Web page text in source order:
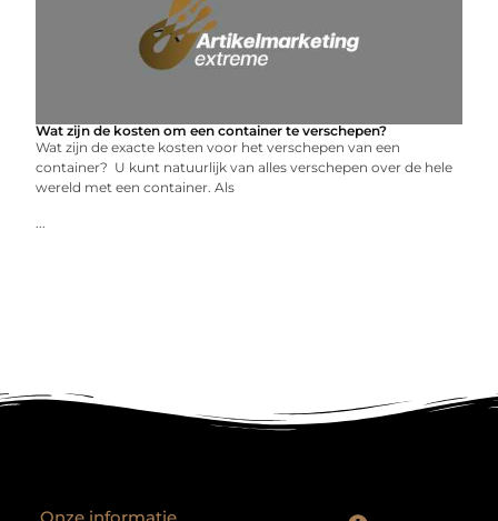
Wat zijn de kosten om een container te verschepen?
Wat zijn de exacte kosten voor het verschepen van een
container? U kunt natuurlijk van alles verschepen over de hele
wereld met een container. Als
...